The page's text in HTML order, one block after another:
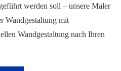
werden soll – unsere Maler
Wandgestaltung mit
Wandgestaltung nach Ihren